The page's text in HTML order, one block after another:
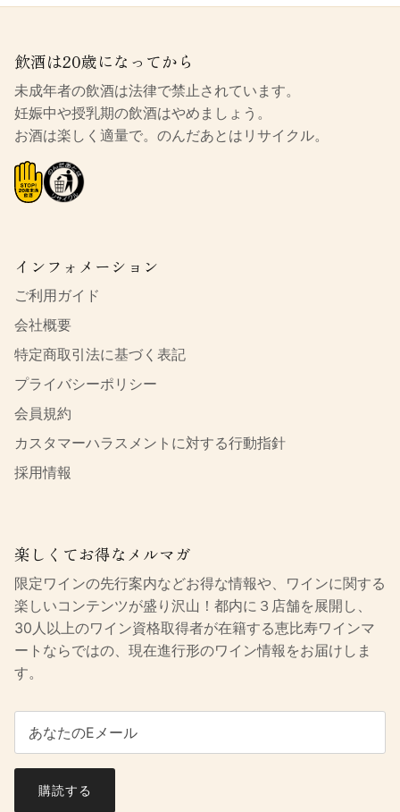
飲酒は20歳になってから
未成年者の飲酒は法律で禁止されています。
妊娠中や授乳期の飲酒はやめましょう。
お酒は楽しく適量で。のんだあとはリサイクル。
インフォメーション
ご利用ガイド
会社概要
特定商取引法に基づく表記
プライバシーポリシー
会員規約
カスタマーハラスメントに対する行動指針
採用情報
楽しくてお得なメルマガ
限定ワインの先行案内などお得な情報や、ワインに関する
楽しいコンテンツが盛り沢山！都内に３店舗を展開し、
30人以上のワイン資格取得者が在籍する恵比寿ワインマ
ートならではの、現在進行形のワイン情報をお届けしま
す。
購読する